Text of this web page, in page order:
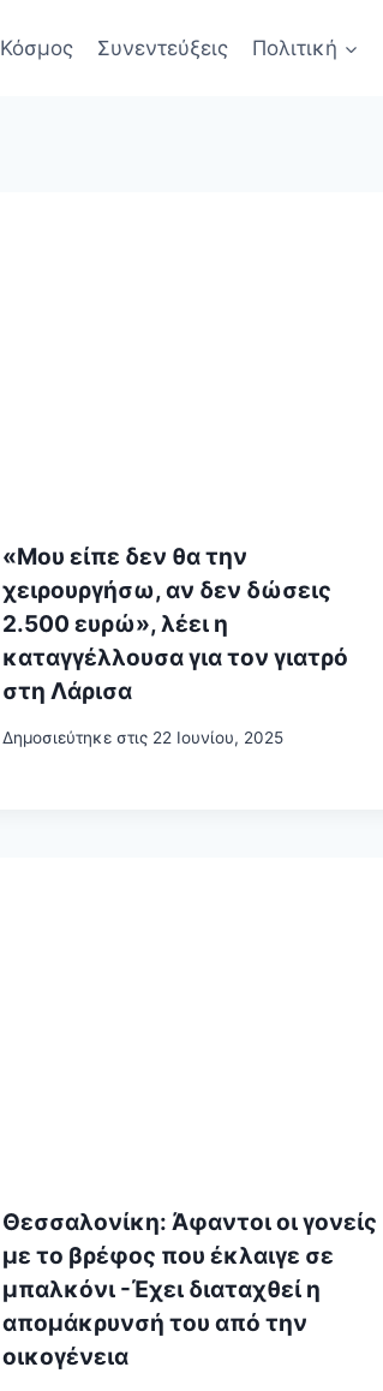
Κόσμος Συνεντεύξεις Πολιτική
«Μου είπε δεν θα την
χειρουργήσω, αν δεν δώσεις
2.500 ευρώ», λέει η
καταγγέλλουσα για τον γιατρό
στη Λάρισα
Δημοσιεύτηκε στις 22 Ιουνίου, 2025
Θεσσαλονίκη: Άφαντοι οι γονείς
με το βρέφος που έκλαιγε σε
μπαλκόνι -Έχει διαταχθεί η
απομάκρυνσή του από την
οικογένεια